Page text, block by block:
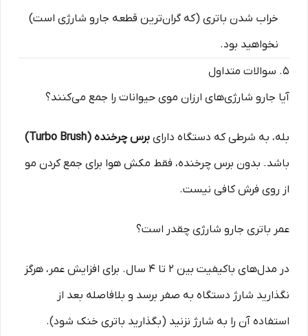
خراب شدن باتری (که گران‌ترین قطعه جارو شارژی است)
نخواهید بود.
۵. سوالات متداول
آیا جارو شارژی‌های ارزان موی حیوانات را جمع می‌کنند؟
بله، به شرطی که دستگاه دارای برس چرخنده (Turbo Brush)
باشد. بدون برس چرخنده، فقط مکش هوا برای جمع کردن مو
از روی فرش کافی نیست.
عمر باتری جارو شارژی چقدر است؟
در مدل‌های باکیفیت بین ۲ تا ۴ سال. برای افزایش عمر، هرگز
نگذارید شارژ دستگاه به صفر برسد و بلافاصله بعد از
استفاده آن را به شارژ نزنید (بگذارید باتری خنک شود).